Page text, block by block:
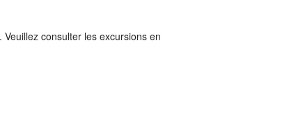
consulter les excursions en